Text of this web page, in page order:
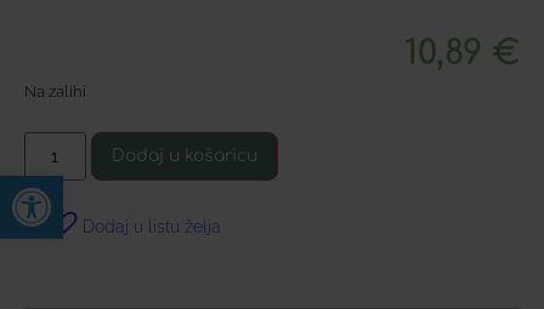
10,89 €
Na zalihi
Dodaj u košaricu
Dodaj u listu želja
Open toolbar